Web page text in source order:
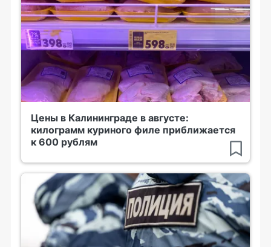
Цены в Калининграде в августе:
килограмм куриного филе приближается
к 600 рублям